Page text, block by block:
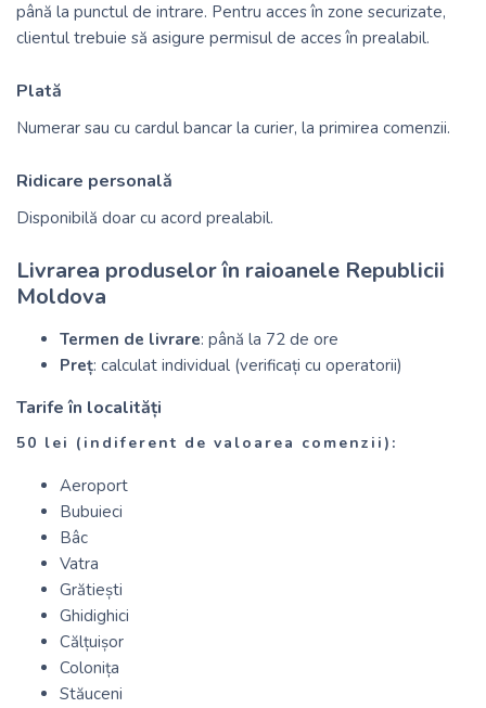
până la punctul de intrare. Pentru acces în zone securizate,
clientul trebuie să asigure permisul de acces în prealabil.
Plată
Numerar sau cu cardul bancar la curier, la primirea comenzii.
Ridicare personală
Disponibilă doar cu acord prealabil.
Livrarea produselor în raioanele Republicii
Moldova
Termen de livrare: până la 72 de ore
Preț: calculat individual (verificați cu operatorii)
Tarife în localități
50 lei (indiferent de valoarea comenzii):
Aeroport
Bubuieci
Bâc
Vatra
Grătiești
Ghidighici
Călțuișor
Colonița
Stăuceni